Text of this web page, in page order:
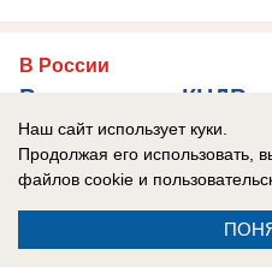
В России
Ракетчики из КНДР
Киеву: Запад
корейского
официальные лица
Наш сайт использует куки.
Продолжая его использовать,
файлов cookie и